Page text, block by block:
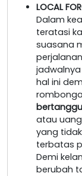
LOCAL
Dalam
teratasi
suasana
jadwalnya
hal ini
atau
yang
terbatas
Demi
berubah